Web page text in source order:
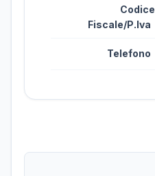
Codice
Fiscale/P.Iva
Telefono